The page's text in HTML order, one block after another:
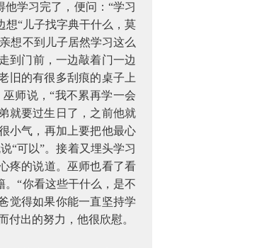
学习完了，便问：“学习
想“儿子找字典干什么，莫
想不到儿子居然学习这么
到门前，一边敲着门一边
旧的有很多刮痕的桌子上
师说，“我不累再学一会
就要过生日了，之前他就
小气，再加上要把他最心
“可以”。接着又埋头学习
疼的说道。巫师也看了看
“你看这些干什么，是不
觉得如果你能一直坚持学
出的努力，他很欣慰。